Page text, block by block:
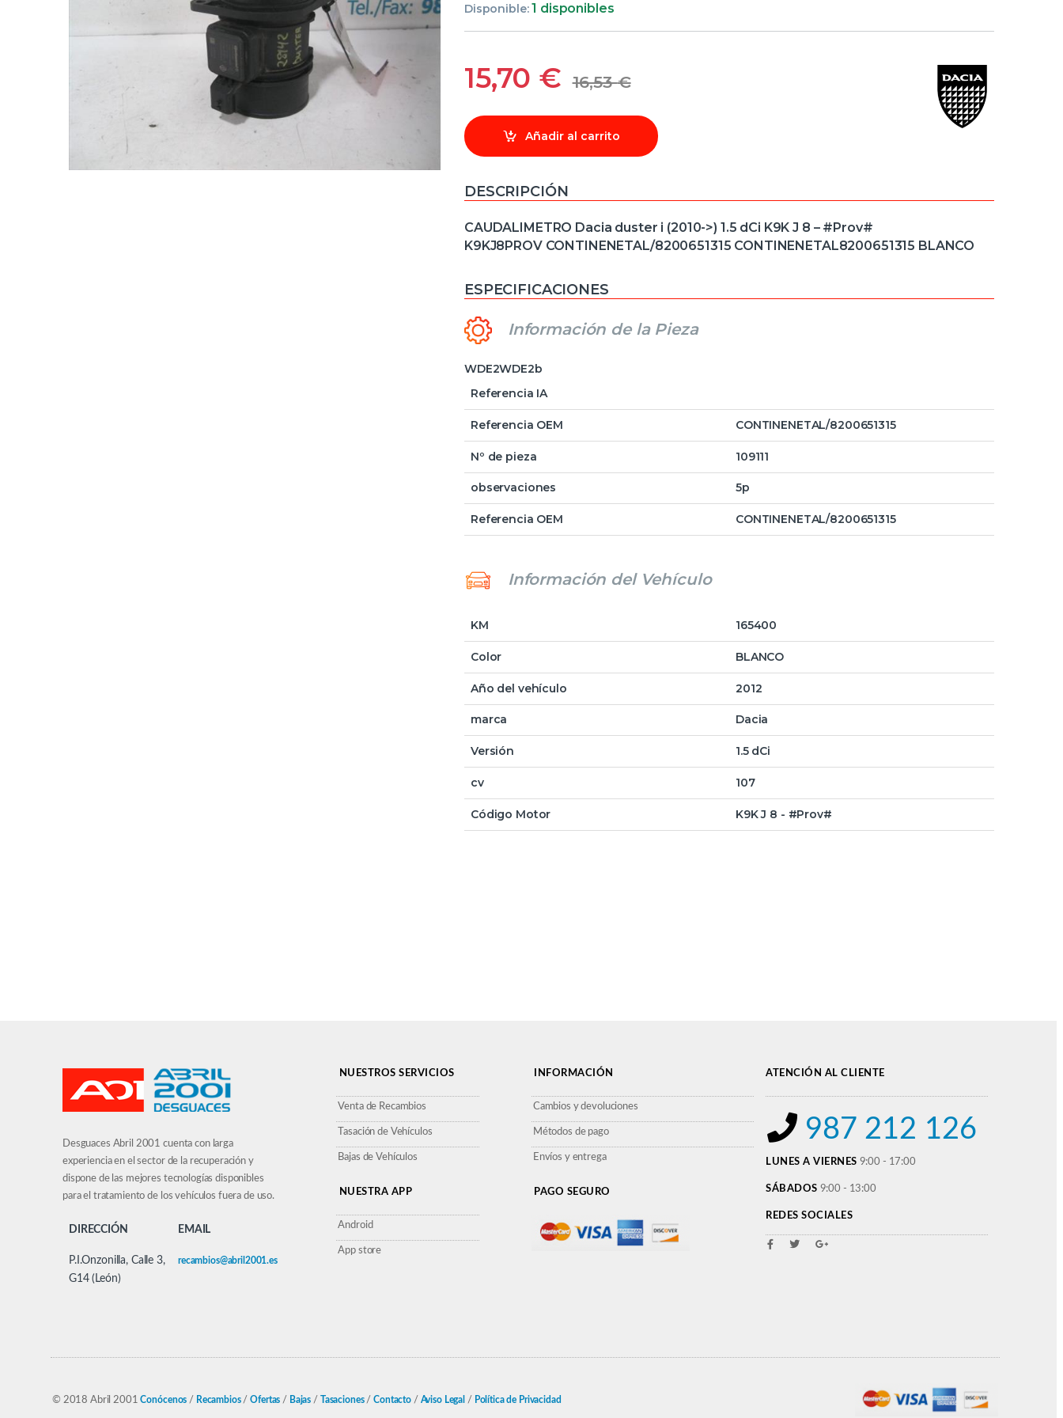
Disponible:1 disponibles
15,70 € 16,53€
Añadir al carrito
DESCRIPCIÓN
CAUDALIMETRO Dacia duster i (2010->) 1.5 dCi K9K J 8 – #Prov#
K9KJ8PROV CONTINENETAL/8200651315 CONTINENETAL8200651315 BLANCO
ESPECIFICACIONES
Información de la Pieza
WDE2WDE2b
Referencia IA
Referencia OEM CONTINENETAL/8200651315
Nº de pieza 109111
observaciones 5p
Referencia OEM CONTINENETAL/8200651315
Información del Vehículo
KM 165400
Color BLANCO
Año del vehículo 2012
marca Dacia
Versión 1.5 dCi
cv 107
Código Motor K9K J 8 - #Prov#
Desguaces Abril 2001 cuenta con larga
experiencia en el sector de la recuperación y
dispone de las mejores tecnologías disponibles
para el tratamiento de los vehículos fuera de uso.
DIRECCIÓN EMAIL
P.I.Onzonilla, Calle 3,
G14 (León)
recambios@abril2001.es
NUESTROS SERVICIOS
Venta de Recambios
Tasación de Vehículos
Bajas de Vehículos
NUESTRA APP
Android
App store
INFORMACIÓN
Cambios y devoluciones
Métodos de pago
Envíos y entrega
PAGO SEGURO
ATENCIÓN AL CLIENTE
987 212 126
LUNES A VIERNES 9:00 - 17:00
SÁBADOS 9:00 - 13:00
REDES SOCIALES
© 2018 Abril 2001Conócenos / Recambios / Ofertas / Bajas / Tasaciones / Contacto / Aviso Legal / Política de Privacidad